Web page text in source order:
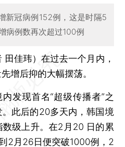
新冠病例152例，这是时隔5
病例数再次超过100例
田佳玮） 在过去一个月内，
增后抑的大幅摆荡。
现首名“超级传播者”之
此后的20多天内，韩国境
级上升。在2月20 日的累
2月26日便突破1000例，2